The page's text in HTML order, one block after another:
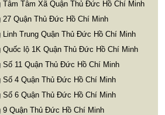
Tâm Tâm Xã Quận Thủ Đức Hồ Chí Minh
27 Quận Thủ Đức Hồ Chí Minh
Trung Quận Thủ Đức Hồ Chí Minh
Quốc lộ 1K Quận Thủ Đức Hồ Chí Minh
11 Quận Thủ Đức Hồ Chí Minh
Số 4 Quận Thủ Đức Hồ Chí Minh
Số 6 Quận Thủ Đức Hồ Chí Minh
9 Quận Thủ Đức Hồ Chí Minh